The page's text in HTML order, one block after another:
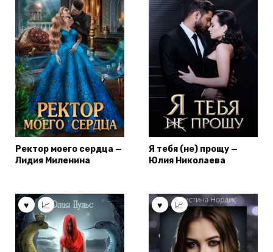
Ректор моего сердца —
Лидия Миленина
Я тебя (не) прощу —
Юлия Николаева